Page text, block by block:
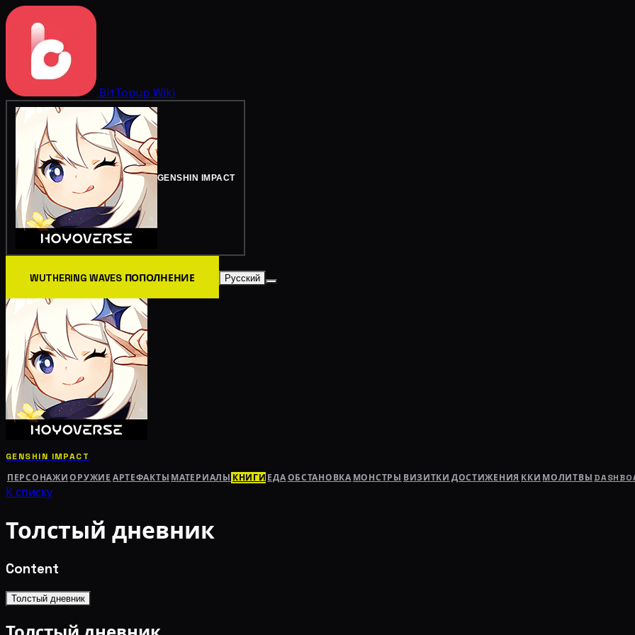
BitTopup Wiki
GENSHIN IMPACT
WUTHERING WAVES ПОПОЛНЕНИЕ Русский
GENSHIN IMPACT
ПЕРСОНАЖИ ОРУЖИЕ АРТЕФАКТЫ МАТЕРИАЛЫ КНИГИ ЕДАОБСТАНОВКА МОНСТРЫ ВИЗИТКИ ДОСТИЖЕНИЯ ККИ МОЛИТВЫ
К списку
Толстый дневник
Content
Толстый дневник